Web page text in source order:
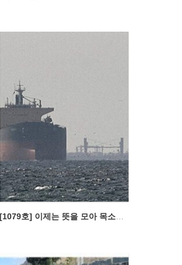
[1079호] 이제는 뜻을 모아 목소리를 낼 때